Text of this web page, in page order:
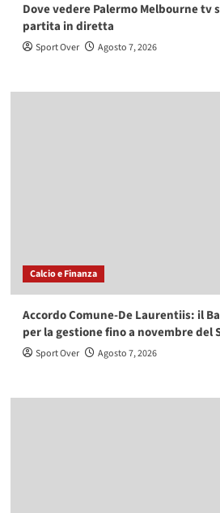
Dove vedere Palermo Melbourne tv
partita in diretta
Sport Over Agosto 7, 2026
Calcio e Finanza
Accordo Comune-De Laurentiis: il
per la gestione fino a novembre del
Sport Over Agosto 7, 2026